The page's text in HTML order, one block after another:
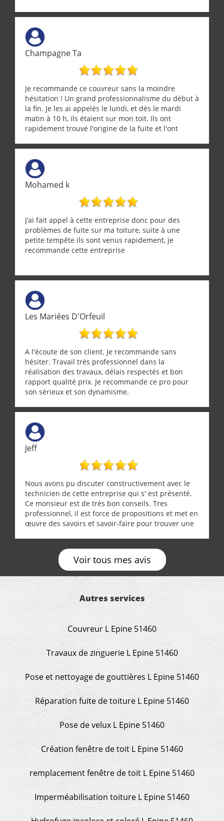
Champagne Ta
Je recommande ce couvreur sans la moindre
hésitation ! Un grand professionnalisme du début à
la fin. Je les ai appelés le lundi, et dès le mardi
matin à 10 h, ils étaient sur mon toit. Ils ont
rapidement trouvé l'origine de la fuite et l'ont
Une équipe sérieuse, réactive et compétente. C'est
vraiment rassurant de pouvoir compter sur des
artisans aussi professionnels. Merci encore !
Mohamed k
J’ai fait appel à cette entreprise donc pour des
problèmes de fuite sur ma toiture, suite à une
petite tempête ils sont venus rapidement, je
recommande cette entreprise
Les Mariées D'Orfeuil
A l'écoute de son client. Je recommande sans
hésiter. Travail très professionnel dans la
réalisation des travaux, délais respectés et bon
rapport qualité prix. Je recommande ce pro pour
son sérieux et son dynamisme.
Jeff
Nous avons pu discuter constructivement avec le
technicien de cette entreprise qui s' est présenté.
Ce monsieur est de très bon conseils. Tres
professionnel, il est force de propositions et met en
œuvre des savoirs et savoir-faire pour trouver une
ne se trouve que chez les pationnés de leur métier.
Merci a ce monsieur pour sa disponibilité
Voir tous mes avis
Autres services
Couvreur L Epine 51460
Travaux de zinguerie L Epine 51460
Pose et nettoyage de gouttières L Epine 51460
Réparation fuite de toiture L Epine 51460
Pose de velux L Epine 51460
Création fenêtre de toit L Epine 51460
remplacement fenêtre de toit L Epine 51460
Imperméabilisation toiture L Epine 51460